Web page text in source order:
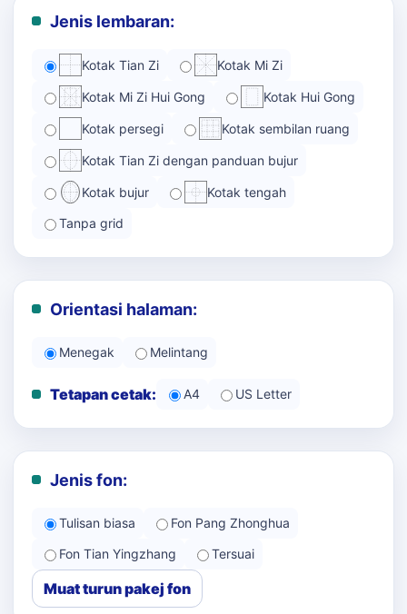
Jenis lembaran:
Kotak Tian Zi Kotak Mi Zi
Kotak Mi Zi Hui Gong Kotak Hui Gong
Kotak persegi Kotak sembilan ruang
Kotak Tian Zi dengan panduan bujur
Kotak bujur Kotak tengah
Tanpa grid
Orientasi halaman:
Menegak Melintang
Tetapan cetak: A4 US Letter
Jenis fon:
Tulisan biasa
Fon Pang Zhonghua
Fon Tian Yingzhang
Tersuai
Muat turun pakej fon